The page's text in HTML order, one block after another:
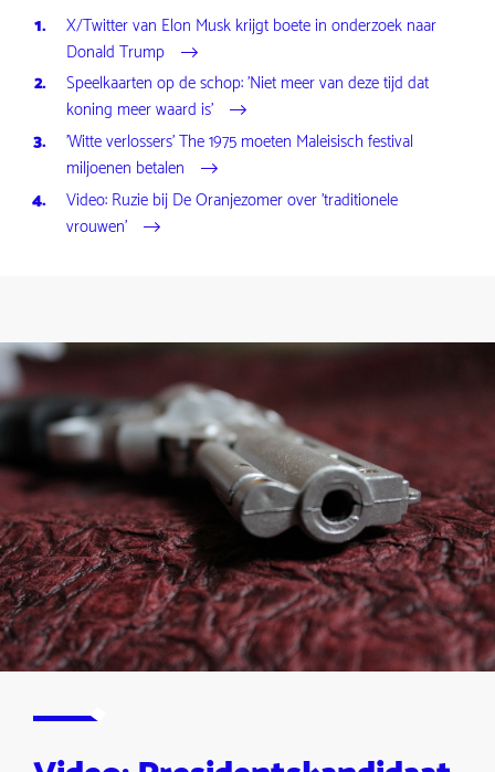
X/Twitter van Elon Musk krijgt boete in onderzoek naar
Donald Trump
Speelkaarten op de schop: 'Niet meer van deze tijd dat
koning meer waard is'
'Witte verlossers' The 1975 moeten Maleisisch festival
miljoenen betalen
Video: Ruzie bij De Oranjezomer over 'traditionele
vrouwen'